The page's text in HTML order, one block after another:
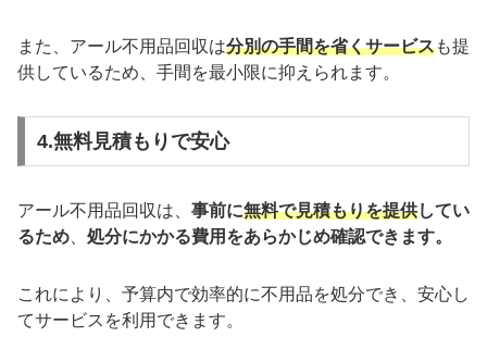
また、アール不用品回収は分別の手間を省くサービスも提
供しているため、手間を最小限に抑えられます。
4.無料見積もりで安心
アール不用品回収は、 事前に無料で見積もりを提供してい
るため
処分にかかる費用をあらかじめ確認できます。
これにより、予算内で効率的に不用品を処分でき、安心し
てサービスを利用できます。